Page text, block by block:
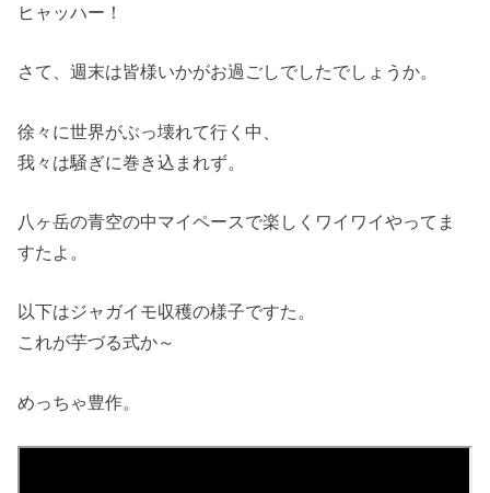
ヒャッハー！
さて、週末は皆様いかがお過ごしでしたでしょうか。
徐々に世界がぶっ壊れて行く中、
我々は騒ぎに巻き込まれず。
八ヶ岳の青空の中マイペースで楽しくワイワイやってま
すたよ。
以下はジャガイモ収穫の様子ですた。
これが芋づる式か～
めっちゃ豊作。